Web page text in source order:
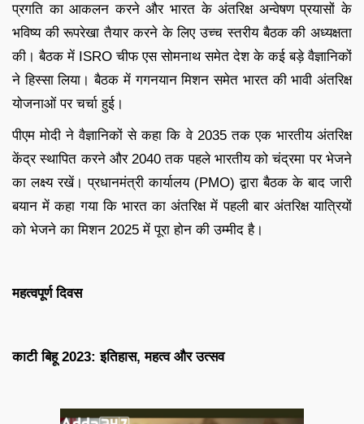
प्रगति का आकलन करने और भारत के अंतरिक्ष अन्वेषण प्रयासों के
भविष्य की रूपरेखा तैयार करने के लिए उच्च स्तरीय बैठक की अध्यक्षता
की। बैठक में ISRO चीफ एस सोमनाथ समेत देश के कई बड़े वैज्ञानिकों
ने हिस्सा लिया। बैठक में गगनयान मिशन समेत भारत की भावी अंतरिक्ष
योजनाओं पर चर्चा हुई।
पीएम मोदी ने वैज्ञानिकों से कहा कि वे 2035 तक एक भारतीय अंतरिक्ष
केंद्र स्थापित करने और 2040 तक पहले भारतीय को चंद्रमा पर भेजने
का लक्ष्य रखें। प्रधानमंत्री कार्यालय (PMO) द्वारा बैठक के बाद जारी
बयान में कहा गया कि भारत का अंतरिक्ष में पहली बार अंतरिक्ष यात्रियों
को भेजने का मिशन 2025 में पूरा होन की उम्मीद है।
महत्वपूर्ण दिवस
काटी बिहू 2023: इतिहास, महत्व और उत्सव